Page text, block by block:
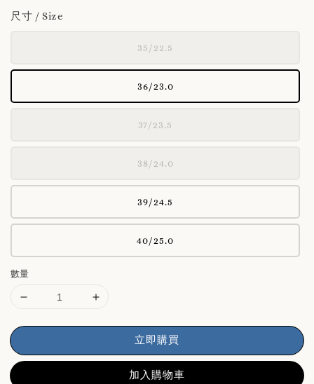
尺寸 / Size
35/22.5
36/23.0
37/23.5
38/24.0
39/24.5
40/25.0
數量
立即購買
加入購物車